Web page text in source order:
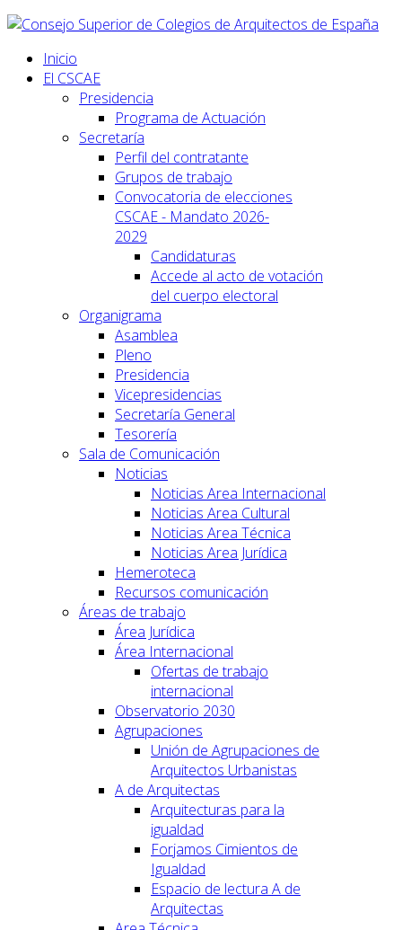
Inicio
El CSCAE
Presidencia
Programa de Actuación
Secretaría
Perfil del contratante
Grupos de trabajo
Convocatoria de elecciones
CSCAE - Mandato 2026-
2029
Candidaturas
Accede al acto de votación
del cuerpo electoral
Organigrama
Asamblea
Pleno
Presidencia
Vicepresidencias
Secretaría General
Tesorería
Sala de Comunicación
Noticias
Noticias Area Internacional
Noticias Area Cultural
Noticias Area Técnica
Noticias Area Jurídica
Hemeroteca
Recursos comunicación
Áreas de trabajo
Área Jurídica
Área Internacional
Ofertas de trabajo
internacional
Observatorio 2030
Agrupaciones
Unión de Agrupaciones de
Arquitectos Urbanistas
A de Arquitectas
Arquitecturas para la
igualdad
Forjamos Cimientos de
Igualdad
Espacio de lectura A de
Arquitectas